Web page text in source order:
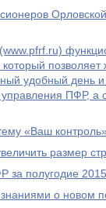
Орловской
удобный день
управления ПФР,
«Ваш
размер
за полугодие
о новом